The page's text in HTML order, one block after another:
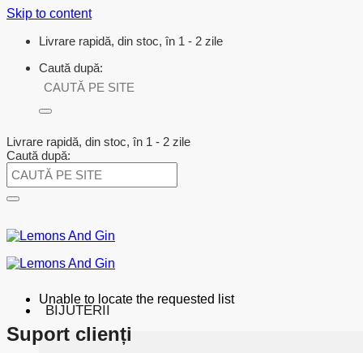
Skip to content
Livrare rapidă, din stoc, în 1 - 2 zile
Caută după:
Livrare rapidă, din stoc, în 1 - 2 zile
Caută după:
BIJUTERII
Unable to locate the requested list
Suport clienți